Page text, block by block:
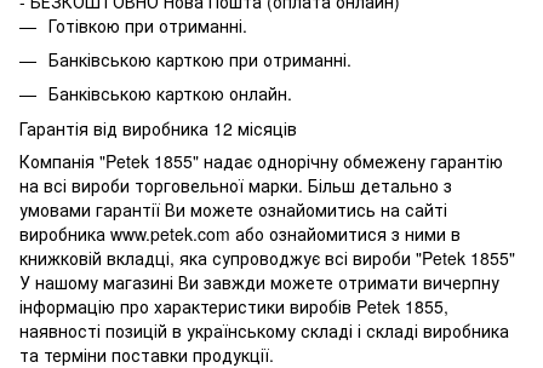
Готівкою при отриманні.
Банківською карткою при отриманні.
Банківською карткою онлайн.
Гарантія від виробника 12 місяців
Компанія "Petek 1855" надає однорічну обмежену гарантію
на всі вироби торговельної марки. Більш детально з
умовами гарантії Ви можете ознайомитись на сайті
виробника www.petek.com або ознайомитися з ними в
книжковій вкладці, яка супроводжує всі вироби "Petek 1855"
У нашому магазині Ви завжди можете отримати вичерпну
інформацію про характеристики виробів Petek 1855,
наявності позицій в українському складі і складі виробника
та терміни поставки продукції.